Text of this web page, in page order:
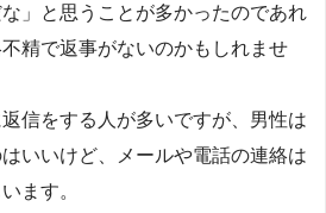
」と思うことが多かったのであれ
精で返事がないのかもしれませ
信をする人が多いですが、男性は
いいけど、メールや電話の連絡は
ます。